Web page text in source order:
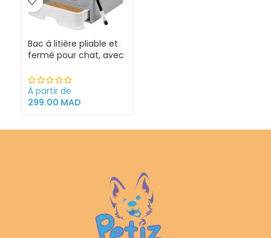
Bac à litière pliable et
fermé pour chat, avec
À partir de
299.00 MAD